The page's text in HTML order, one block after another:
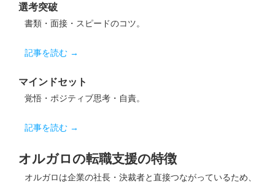
選考突破
書類・面接・スピードのコツ。
記事を読む →
マインドセット
覚悟・ポジティブ思考・自責。
記事を読む →
オルガロの転職支援の特徴
オルガロは企業の社長・決裁者と直接つながっているため、